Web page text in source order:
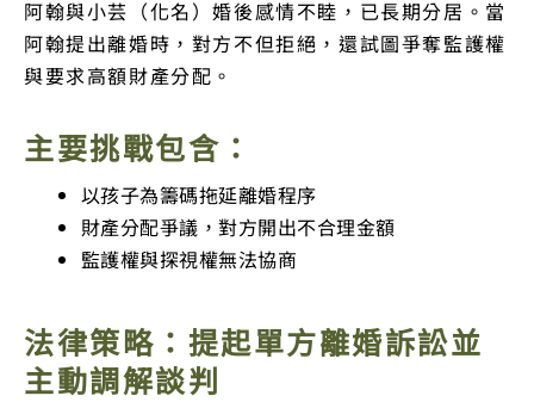
阿翰與小芸（化名）婚後感情不睦，已長期分居。當
阿翰提出離婚時，對方不但拒絕，還試圖爭奪監護權
與要求高額財產分配。
主要挑戰包含：
以孩子為籌碼拖延離婚程序
財產分配爭議，對方開出不合理金額
監護權與探視權無法協商
法律策略：提起單方離婚訴訟並
主動調解談判